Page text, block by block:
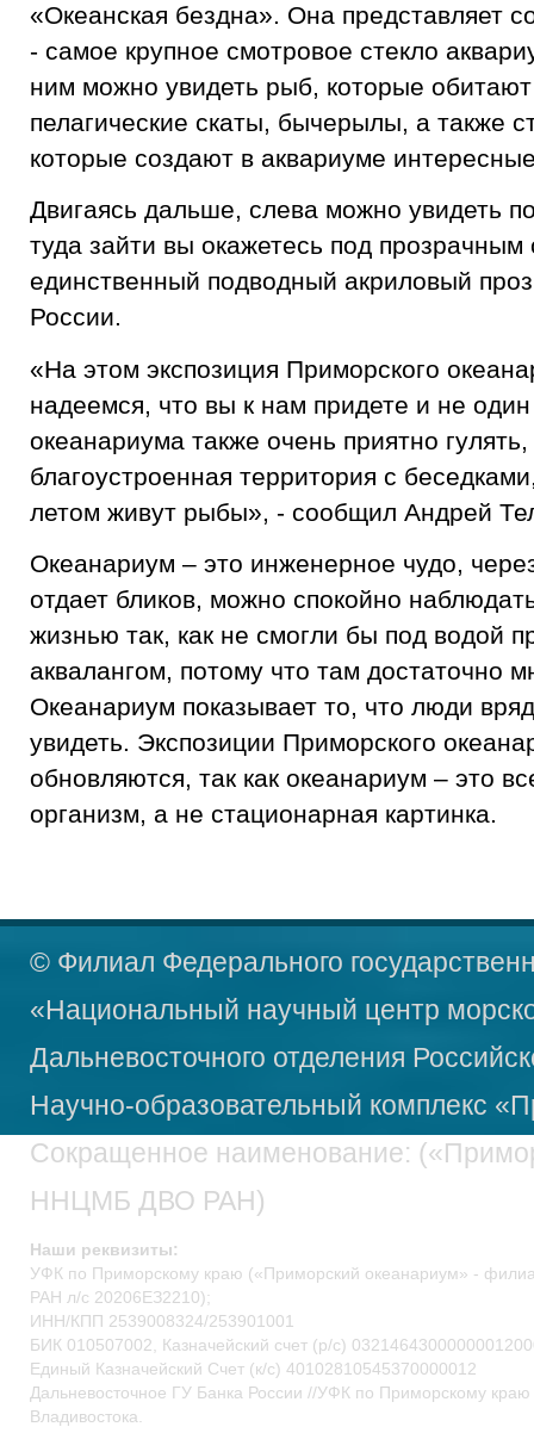
«Океанская бездна». Она представляет
- самое крупное смотровое стекло
ним можно увидеть рыб, которые
пелагические скаты, бычерылы, а также
которые создают в аквариуме
Двигаясь дальше, слева можно увидеть
туда зайти вы окажетесь под
единственный подводный акриловый
России.
«На этом экспозиция Приморского
надеемся, что вы к нам придете и не один
океанариума также очень приятно гулять,
благоустроенная территория с
летом живут рыбы», - сообщил Андрей
Океанариум – это инженерное чудо,
отдает бликов, можно спокойно
жизнью так, как не смогли бы под водой
аквалангом, потому что там достаточно
Океанариум показывает то, что люди
увидеть. Экспозиции Приморского
обновляются, так как океанариум – это
организм, а не стационарная картинка.
© Филиал Федерального
«Национальный научный центр
Дальневосточного отделения
Научно-образовательный комплекс
Сокращенное наименование:
ННЦМБ ДВО РАН)
Наши реквизиты:
УФК по Приморскому краю («Приморский океанариум» -
РАН л/c 20206ЕЗ2210);
ИНН/КПП 2539008324/253901001
БИК 010507002, Казначейский счет (р/c)
Единый Казначейский Счет (к/с) 40102810545370000012
Дальневосточное ГУ Банка России //УФК по Приморскому краю
Владивостока.